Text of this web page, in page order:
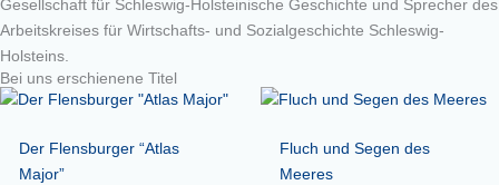
Gesellschaft für Schleswig-Holsteinische Geschichte und Sprecher des
Arbeitskreises für Wirtschafts- und Sozialgeschichte Schleswig-
Holsteins.
Bei uns erschienene Titel
Der Flensburger “Atlas
Major”
Fluch und Segen des
Meeres